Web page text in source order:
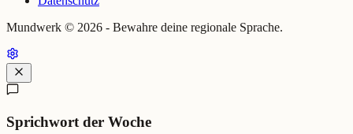
Mundwerk © 2026 - Bewahre deine regionale Sprache.
Sprichwort der Woche